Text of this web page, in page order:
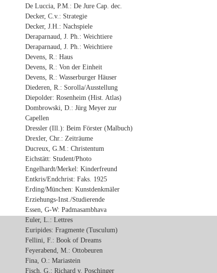
De Luccia, P.M.: De Jure Cap. dec.
Decker, C.v.: Strategie
Decker, J.H.: Nachspiele
Deraparnaud, J. Ph.: Weichtiere
Deraparnaud, J. Ph.: Weichtiere
Devens, R.: Haus
Devens, R.: Von der Einheit
Devens, R.: Wasserburger Häuser
Diederen, R.: Sorolla/Ausstellung
Diepolder: Rosenheim (Hist. Atlas)
Dombrowski, D.: Jürg Meyer zur
Capellen
Dressler (Ill.): Beim Förster (Malbuch)
Drexler, Chr.: Zeiträume
Ducreux, G.M.: Christentum
Eichstätt: Student/Photo
Engelhardt/Merkel: Kinderfreund
Entkris/Endchrist: Faks. 1925
Erding/München: Kunstdenkmäler
Erziehungs-Inst./Studierende
Essen, G-W: Padmasambhava
Euler, L.: Lettres
Euripides: Fragmente (Tusculum)
Fellini, F.: Book of Dreams
Feyerabend, M.: Ottobeuren
Fina, O.: Mariastein
Fisch, G.: Richard v. Poschinger